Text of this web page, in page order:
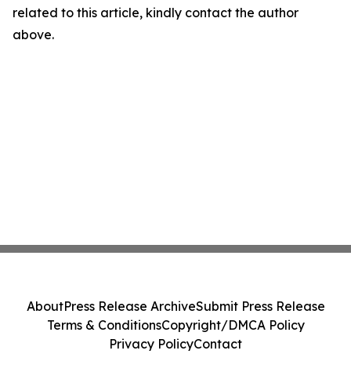
related to this article, kindly contact the author
above.
AboutPress Release ArchiveSubmit Press Release
Terms & ConditionsCopyright/DMCA Policy
Privacy PolicyContact